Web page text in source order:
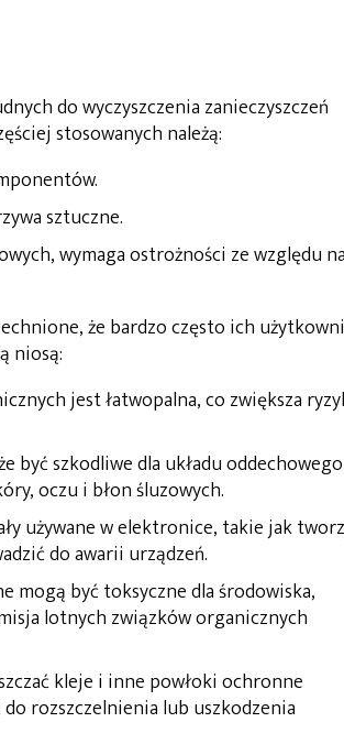
do wyczyszczenia zanieczyszczeń
stosowanych należą:
sztuczne.
wymaga ostrożności ze względu na
że bardzo często ich
niosą:
jest łatwopalna, co zwiększa
być szkodliwe dla układu oddechowego
oczu i błon śluzowych.
używane w elektronice, takie jak
do awarii urządzeń.
mogą być toksyczne dla środowiska,
lotnych związków organicznych
kleje i inne powłoki ochronne
rozszczelnienia lub uszkodzenia